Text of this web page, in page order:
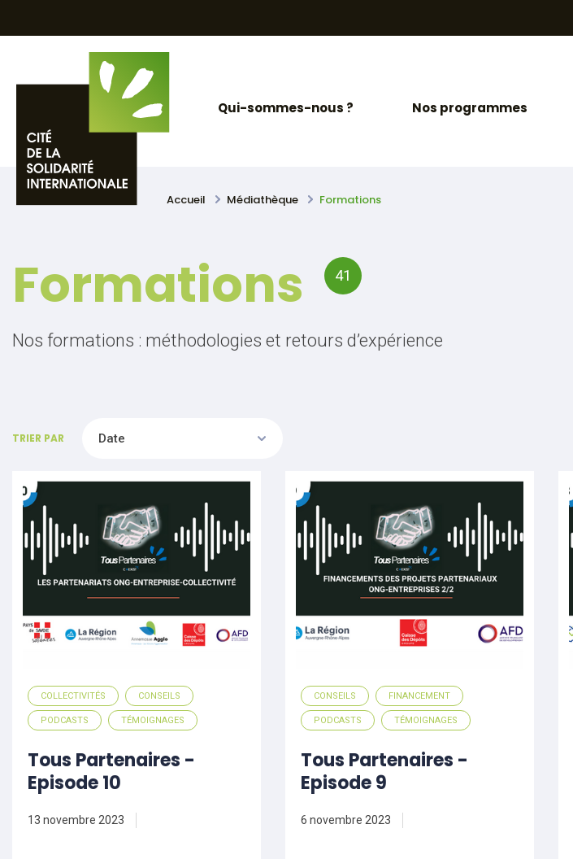
Qui-sommes-nous ? Nos programmes
Accueil Médiathèque Formations
Formations 41
Nos formations : méthodologies et retours d’expérience
TRIER PAR
COLLECTIVITÉS CONSEILS
PODCASTS TÉMOIGNAGES
Tous Partenaires -
Episode 10
13 novembre 2023
CONSEILS FINANCEMENT
PODCASTS TÉMOIGNAGES
Tous Partenaires -
Episode 9
6 novembre 2023